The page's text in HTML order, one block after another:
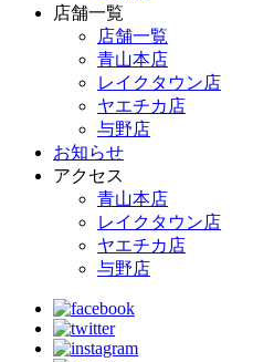
店舗一覧
店舗一覧
青山本店
レイクタウン店
ヤエチカ店
与野店
お知らせ
アクセス
青山本店
レイクタウン店
ヤエチカ店
与野店